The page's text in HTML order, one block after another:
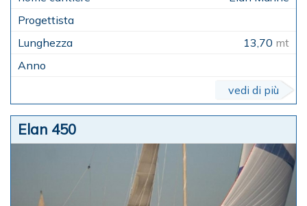
13,70 mt
vedi di più
Elan 450